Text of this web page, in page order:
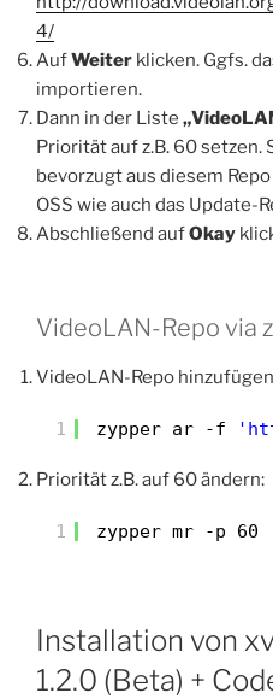
4/
AufWeiter klicken. Ggfs.
importieren.
Dann in der Liste
Priorität auf z.B. 60 setzen.
bevorzugt aus diesem Repo
OSS wie auch das Update-
Abschließend aufOkay
VideoLAN-Repo via
VideoLAN-Repo
1 zypper ar -f
Priorität z.B. auf 60 ändern:
1 zypper mr -p 60
Installation von
1.2.0 (Beta) +